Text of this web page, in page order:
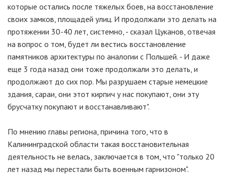
которые остались после тяжелых боев, на восстановление
своих замков, площадей улиц. И продолжали это делать на
протяжении 30-40 лет, системно, - сказал Цуканов, отвечая
на вопрос о том, будет ли вестись восстановление
памятников архитектуры по аналогии с Польшей. - И даже
еще 3 года назад они тоже продолжали это делать, и
продолжают до сих пор. Мы разрушаем старые немецкие
здания, сараи, они этот кирпич у нас покупают, они эту
брусчатку покупают и восстанавливают".
По мнению главы региона, причина того, что в
Калининградской области такая восстановительная
деятельность не велась, заключается в том, что "только 20
лет назад мы перестали быть военным гарнизоном".